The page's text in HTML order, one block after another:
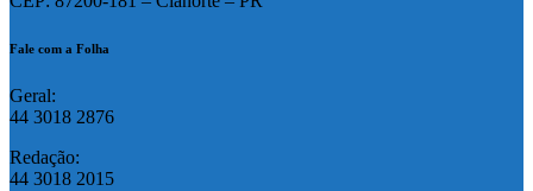
Fale com a Folha
Geral:
44 3018 2876
Redação:
44 3018 2015